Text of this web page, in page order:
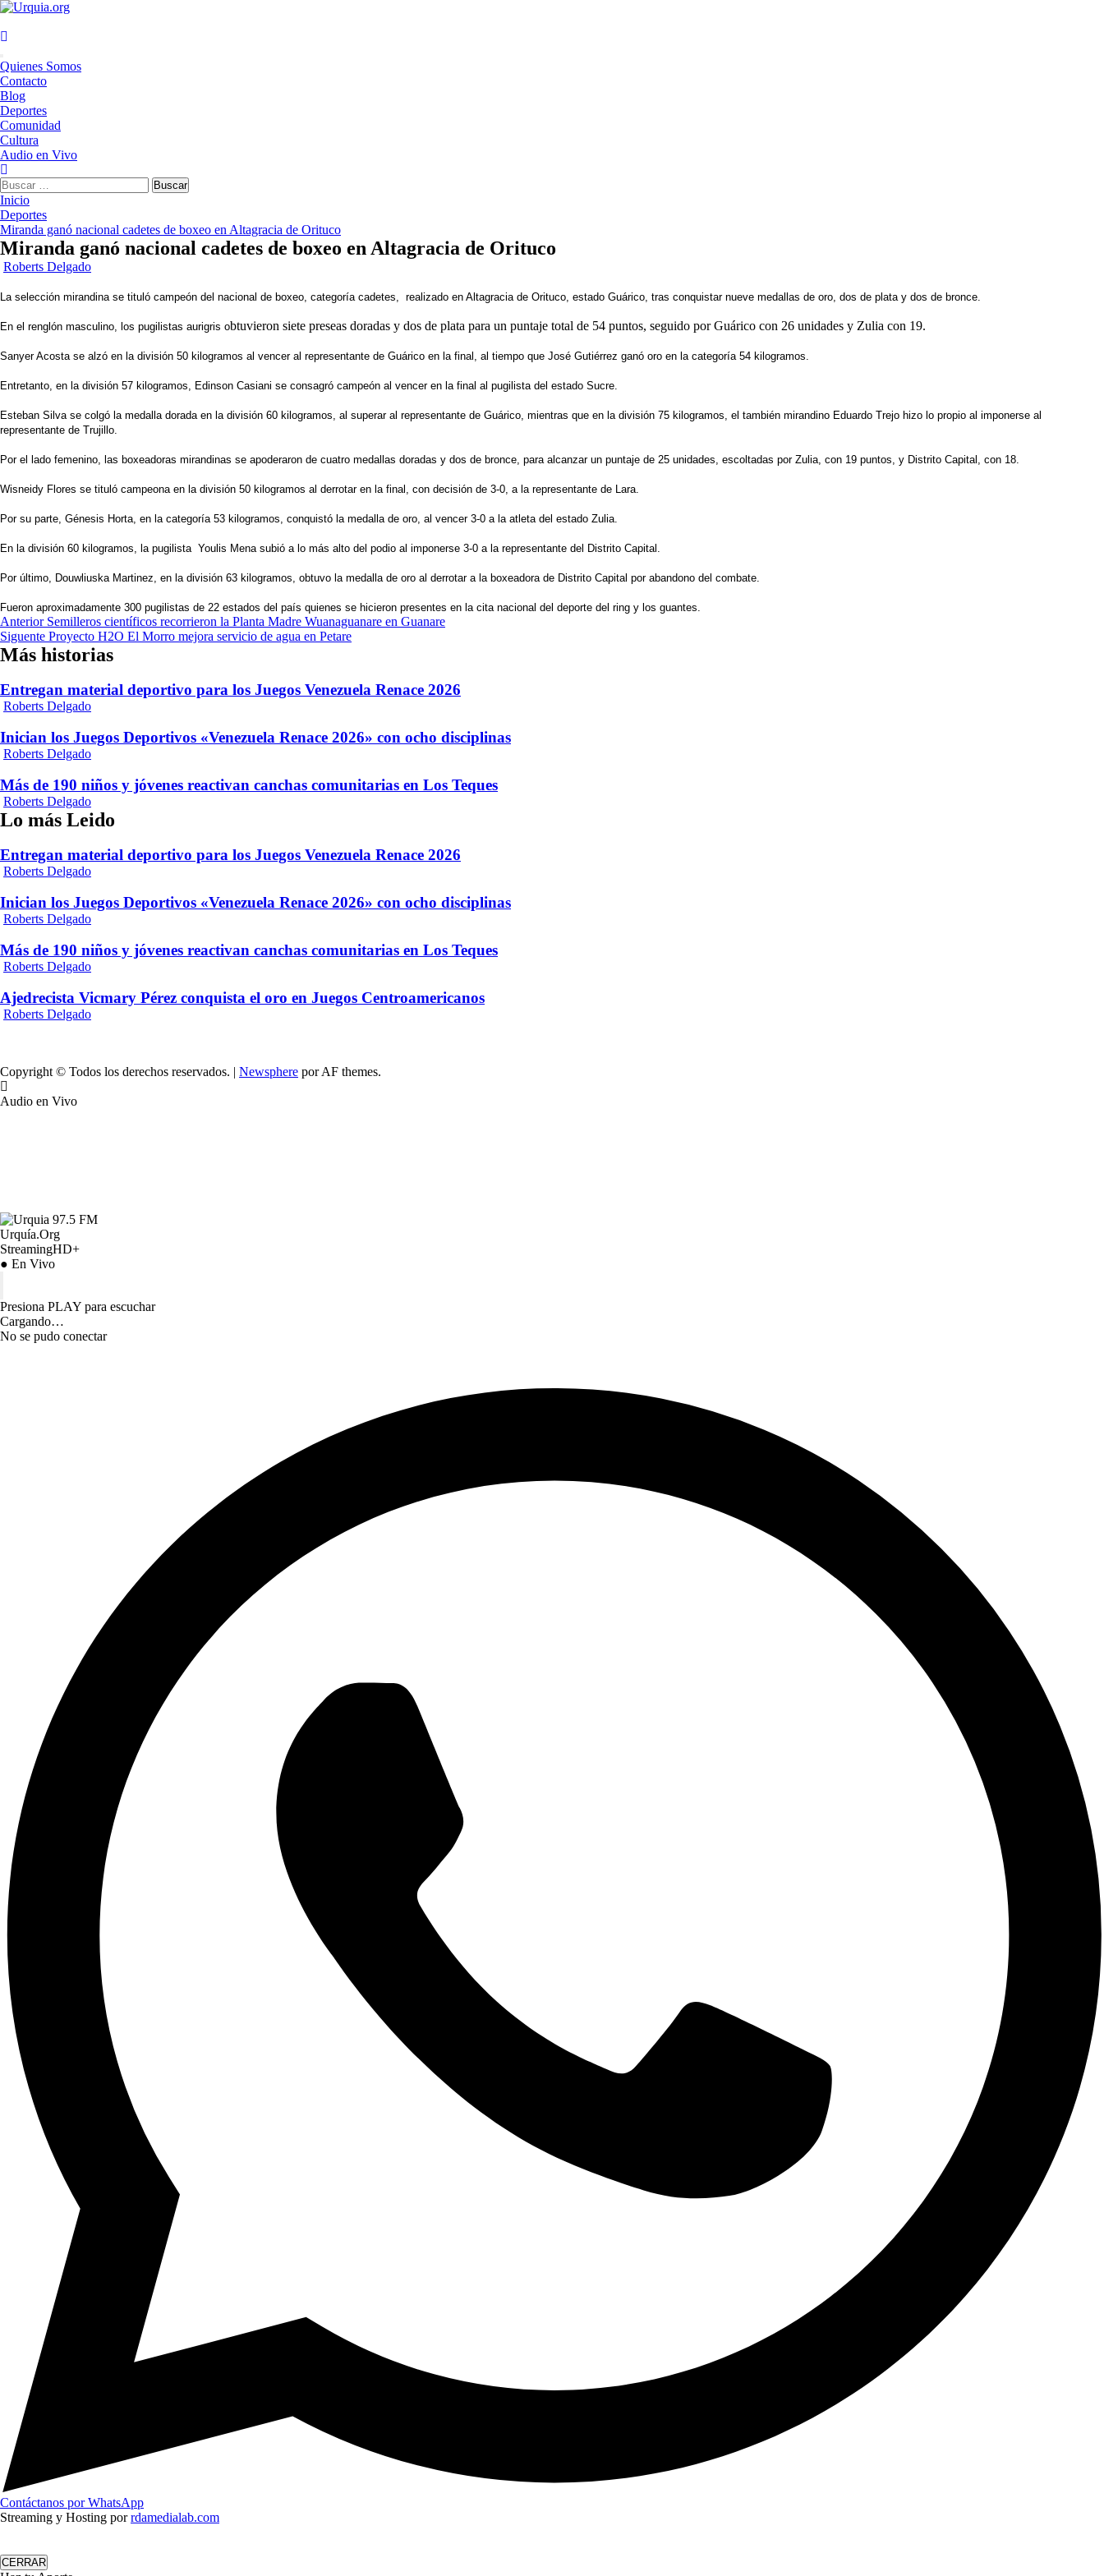
Saltar
contenido
Menú
principal
Quienes Somos
Contacto
Blog
Deportes
Comunidad
Cultura
Audio en Vivo
Buscar:
Inicio
Deportes
Miranda ganó nacional cadetes de boxeo en Altagracia de Orituco
Miranda ganó nacional cadetes de boxeo en Altagracia de Orituco
Roberts Delgado
La selección mirandina se tituló campeón del nacional de boxeo, categoría cadetes, realizado en Altagracia de Orituco, estado Guárico, tras conquistar nueve medallas de oro, dos de plata y dos de bronce.
En el renglón masculino, los pugilistas aurigris obtuvieron siete preseas doradas y dos de plata para un puntaje total de 54 puntos, seguido por Guárico con 26 unidades y Zulia con 19.
Sanyer Acosta se alzó en la división 50 kilogramos al vencer al representante de Guárico en la final, al tiempo que José Gutiérrez ganó oro en la categoría 54 kilogramos.
Entretanto, en la división 57 kilogramos, Edinson Casiani se consagró campeón al vencer en la final al pugilista del estado Sucre.
Esteban Silva se colgó la medalla dorada en la división 60 kilogramos, al superar al representante de Guárico, mientras que en la división 75 kilogramos, el también mirandino Eduardo Trejo hizo lo propio al imponerse al
representante de Trujillo.
Por el lado femenino, las boxeadoras mirandinas se apoderaron de cuatro medallas doradas y dos de bronce, para alcanzar un puntaje de 25 unidades, escoltadas por Zulia, con 19 puntos, y Distrito Capital, con 18.
Wisneidy Flores se tituló campeona en la división 50 kilogramos al derrotar en la final, con decisión de 3-0, a la representante de Lara.
Por su parte, Génesis Horta, en la categoría 53 kilogramos, conquistó la medalla de oro, al vencer 3-0 a la atleta del estado Zulia.
En la división 60 kilogramos, la pugilista Youlis Mena subió a lo más alto del podio al imponerse 3-0 a la representante del Distrito Capital.
Por último, Douwliuska Martinez, en la división 63 kilogramos, obtuvo la medalla de oro al derrotar a la boxeadora de Distrito Capital por abandono del combate.
Fueron aproximadamente 300 pugilistas de 22 estados del país quienes se hicieron presentes en la cita nacional del deporte del ring y los guantes.
Navegación
de
entradas
AnteriorSemilleros científicos recorrieron la Planta Madre Wuanaguanare en Guanare
Siguente Proyecto H2O El Morro mejora servicio de agua en Petare
Más historias
Entregan material deportivo para los Juegos Venezuela Renace 2026
Roberts Delgado
Inician los Juegos Deportivos «Venezuela Renace 2026» con ocho disciplinas
Roberts Delgado
Más de 190 niños y jóvenes reactivan canchas comunitarias en Los Teques
Roberts Delgado
Lo más Leido
Entregan material deportivo para los Juegos Venezuela Renace 2026
Roberts Delgado
Inician los Juegos Deportivos «Venezuela Renace 2026» con ocho disciplinas
Roberts Delgado
Más de 190 niños y jóvenes reactivan canchas comunitarias en Los Teques
Roberts Delgado
Ajedrecista Vicmary Pérez conquista el oro en Juegos Centroamericanos
Roberts Delgado
Copyright © Todos los derechos reservados. | Newsphere por AF themes.
Audio en Vivo
Urquía.Org
StreamingHD+
● En Vivo
Presiona PLAY para escuchar
Cargando…
No se pudo conectar
Contáctanos por WhatsApp
Streaming y Hosting porrdamedialab.com
CERRAR